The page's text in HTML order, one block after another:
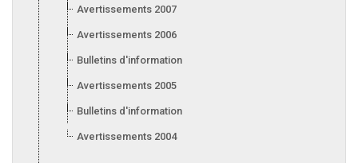
Avertissements 2007
Avertissements 2006
Bulletins d'information 2006
Avertissements 2005
Bulletins d'information 2005
Avertissements 2004